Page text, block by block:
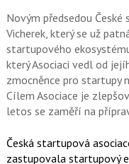
Novým předsedou České
Vicherek, který se už
startupového
který Asociaci vedl od
zmocněnce pro startupy
Cílem Asociace je
letos se zaměří na
Česká startupová
zastupovala startupový